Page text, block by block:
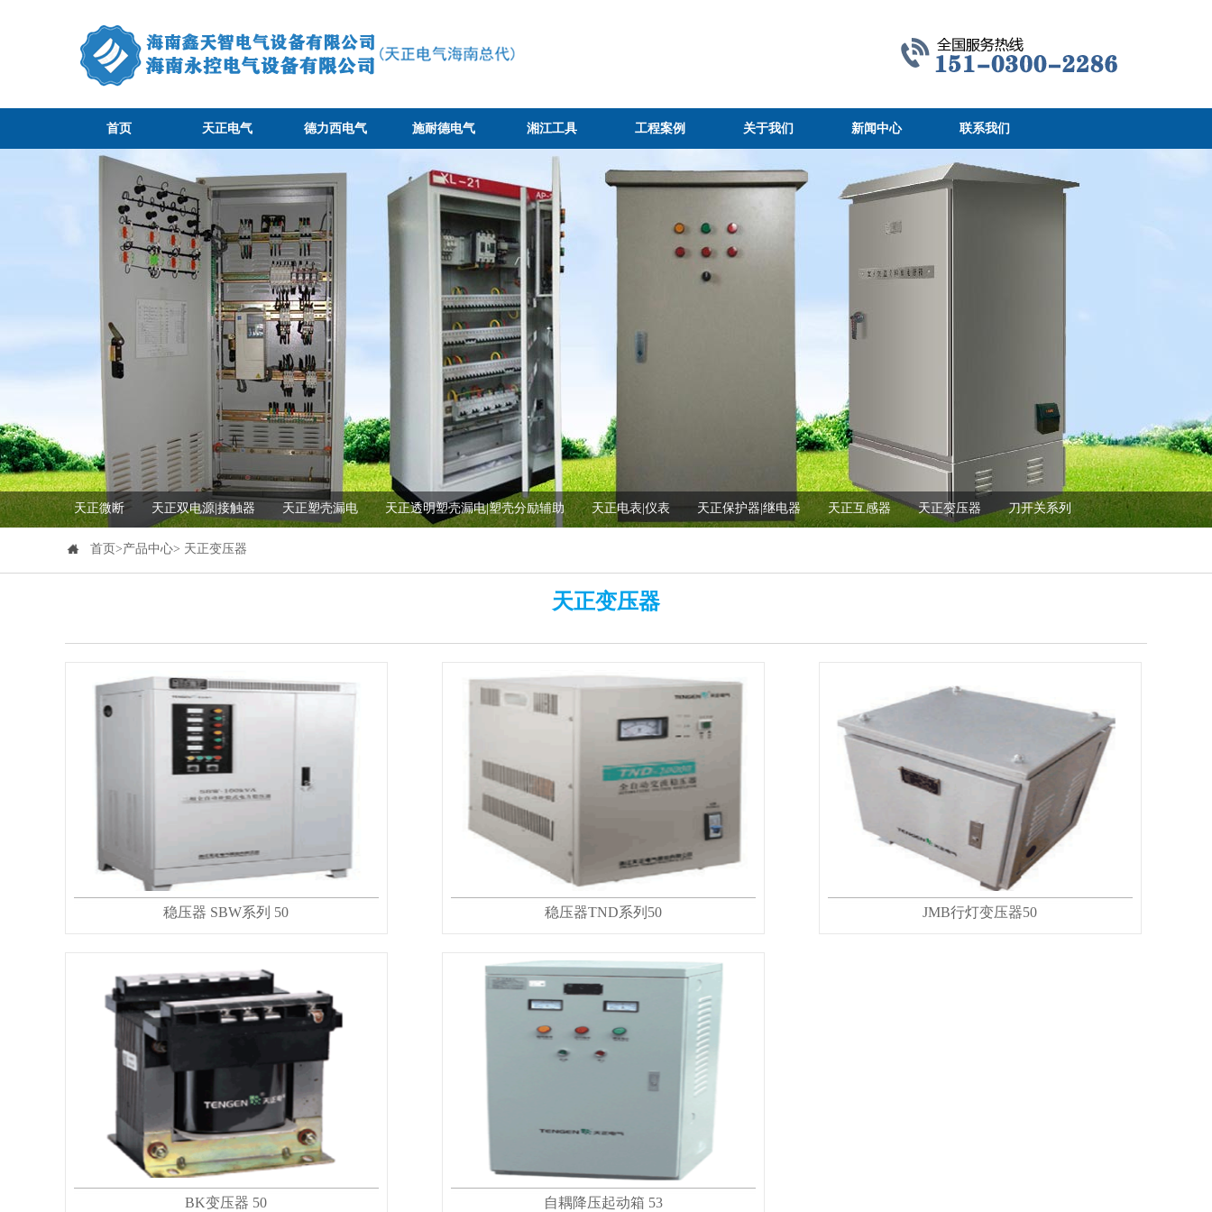
首页 天正电气 德力西电气 施耐德电气 湘江工具 工程案例 关于我们 新闻中心 联系我们
天正微断 天正双电源|接触器 天正塑壳漏电 天正透明塑壳漏电|塑壳分励辅助 天正电表|仪表 天正保护器|继电器 天正互感器 天正变压器 刀开关系列
首页>产品中心> 天正变压器
天正变压器
稳压器 SBW系列 50 稳压器TND系列50 JMB行灯变压器50
BK变压器 50 自耦降压起动箱 53